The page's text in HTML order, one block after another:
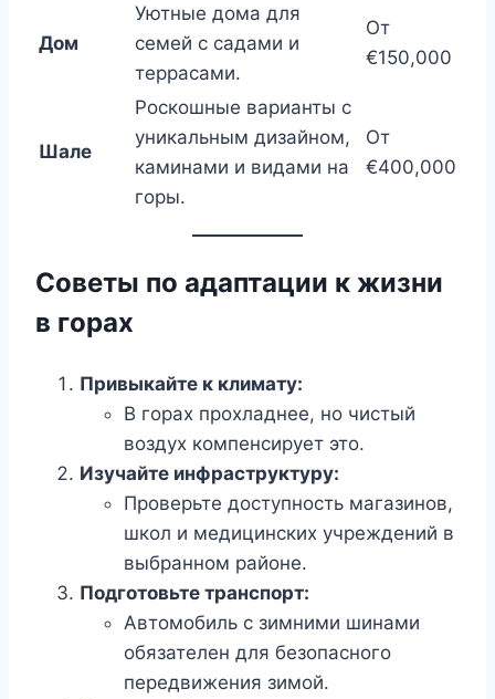
Дом
Уютные дома для
семей с садами и
террасами.
От
€150,000
Шале
Роскошные варианты с
уникальным дизайном,
каминами и видами на
горы.
От
€400,000
Советы по адаптации к жизни
в горах
Привыкайте к климату:
В горах прохладнее, но чистый
воздух компенсирует это.
Изучайте инфраструктуру:
Проверьте доступность магазинов,
школ и медицинских учреждений в
выбранном районе.
Подготовьте транспорт:
Автомобиль с зимними шинами
обязателен для безопасного
передвижения зимой.